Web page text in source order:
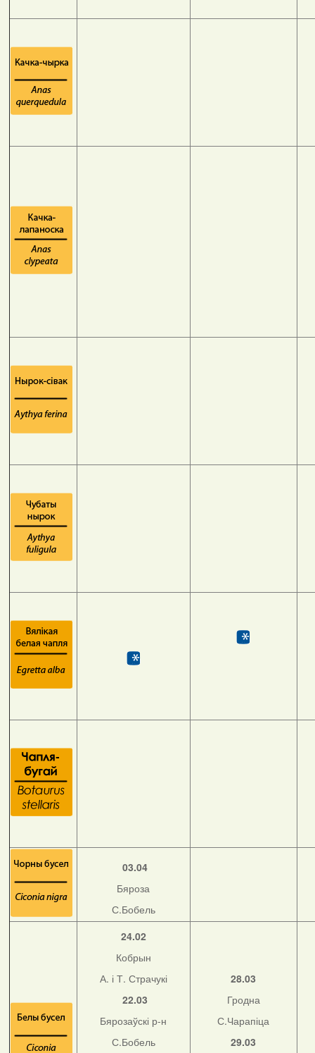
03.04
Бяроза
С.Бобель
24.02
Кобрын
А. і Т. Страчукі
22.03
Бярозаўскі р-н
С.Бобель
28.03
Гродна
С.Чарапіца
29.03